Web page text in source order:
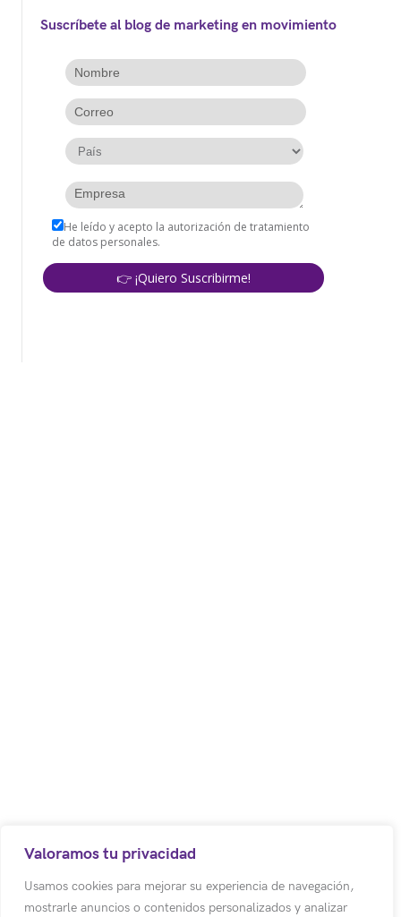
Valoramos tu privacidad
Usamos cookies para mejorar su experiencia de navegación,
mostrarle anuncios o contenidos personalizados y analizar
Suscríbete al blog de marketing en movimiento
(+57) (601) 617 5070 Ext 1011
(+57) 318 500 3803